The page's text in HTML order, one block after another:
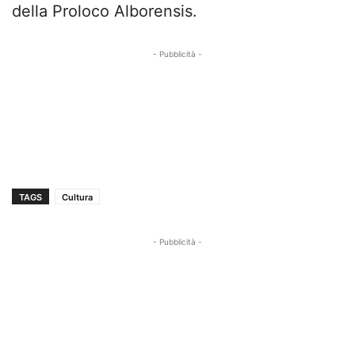
della Proloco Alborensis.
- Pubblicità -
TAGS Cultura
- Pubblicità -